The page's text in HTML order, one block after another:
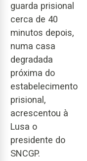
guarda prisional
cerca de 40
minutos depois,
numa casa
degradada
próxima do
estabelecimento
prisional,
acrescentou à
Lusa o
presidente do
SNCGP.